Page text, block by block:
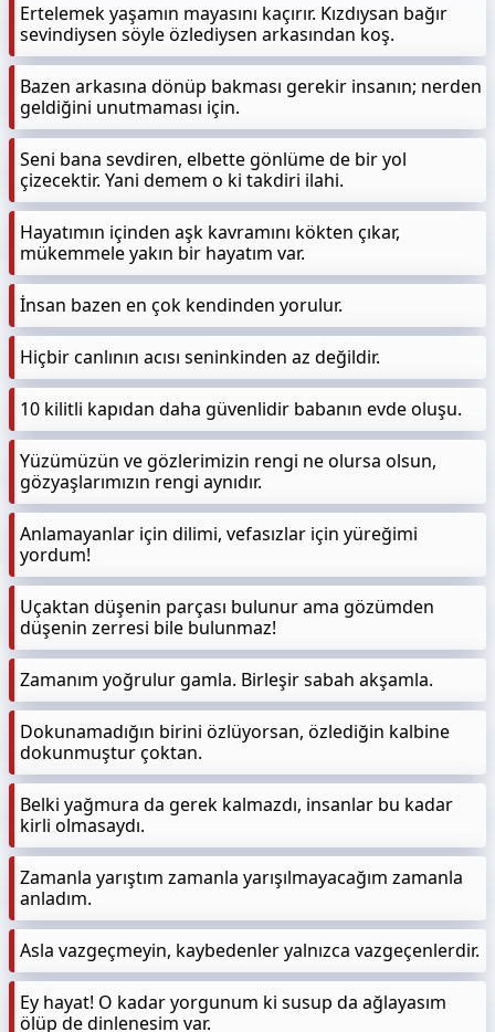
Ertelemek yaşamın mayasını kaçırır. Kızdıysan bağır
sevindiysen söyle özlediysen arkasından koş.
Bazen arkasına dönüp bakması gerekir insanın; nerden
geldiğini unutmaması için.
Seni bana sevdiren, elbette gönlüme de bir yol
çizecektir. Yani demem o ki takdiri ilahi.
Hayatımın içinden aşk kavramını kökten çıkar,
mükemmele yakın bir hayatım var.
İnsan bazen en çok kendinden yorulur.
Hiçbir canlının acısı seninkinden az değildir.
10 kilitli kapıdan daha güvenlidir babanın evde oluşu.
Yüzümüzün ve gözlerimizin rengi ne olursa olsun,
gözyaşlarımızın rengi aynıdır.
Anlamayanlar için dilimi, vefasızlar için yüreğimi
yordum!
Uçaktan düşenin parçası bulunur ama gözümden
düşenin zerresi bile bulunmaz!
Zamanım yoğrulur gamla. Birleşir sabah akşamla.
Dokunamadığın birini özlüyorsan, özlediğin kalbine
dokunmuştur çoktan.
Belki yağmura da gerek kalmazdı, insanlar bu kadar
kirli olmasaydı.
Zamanla yarıştım zamanla yarışılmayacağım zamanla
anladım.
Asla vazgeçmeyin, kaybedenler yalnızca vazgeçenlerdir.
Ey hayat! O kadar yorgunum ki susup da ağlayasım
ölüp de dinlenesim var.